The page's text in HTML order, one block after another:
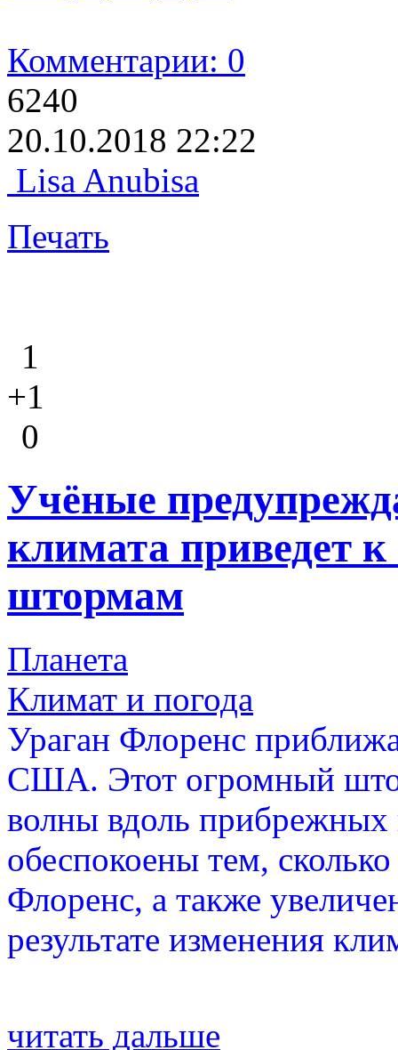
Комментарии: 0
6240
20.10.2018 22:22
Lisa Anubisa
Печать
1
+1
0
Учёные
климата приведет
штормам
Планета
Климат и погода
Ураган Флоренс
США. Этот огромный
волны вдоль
обеспокоены тем,
Флоренс, а также
результате изменения
читать дальше